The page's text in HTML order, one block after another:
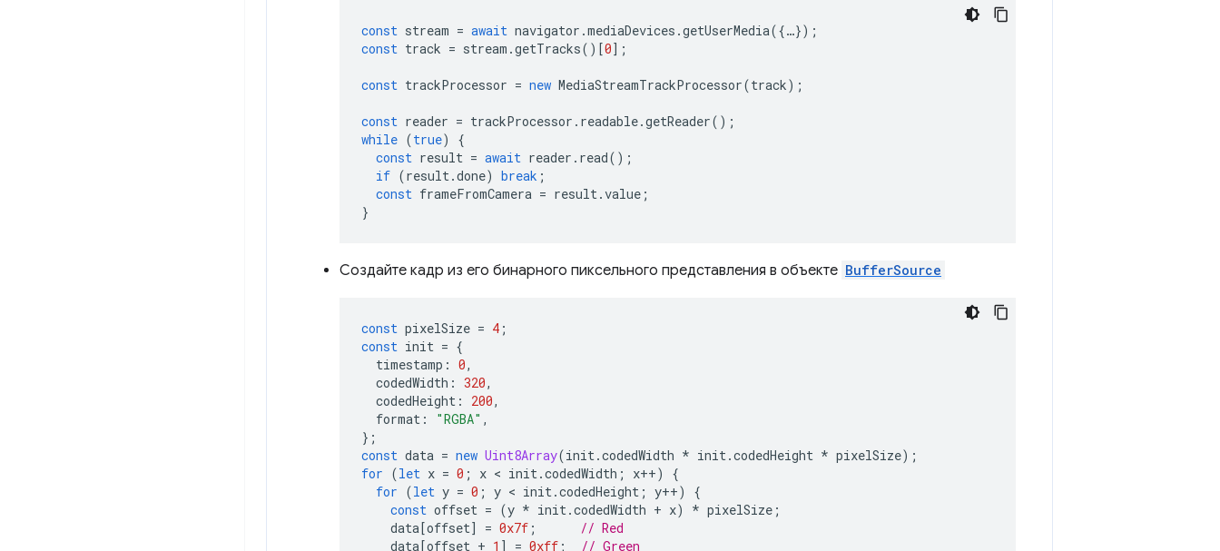
const stream = await navigator .mediaDevices .getUserMedia({…});
const track = stream .getTracks()[0];
const trackProcessor = new MediaStreamTrackProcessor(track);
const reader = trackProcessor . readable.getReader();
while (true)
{
const result = await reader . read();
if (result.done) break ;
const frameFromCamera = result.value ;
}
Создайте кадр из его бинарного пиксельного представления в объекте BufferSource
const pixelSize = 4 ;
const init = {
timestamp : 0,
codedWidth : 320,
codedHeight : 200,
format : "RGBA" ,
};
const data = new Uint8Array(init.codedWidth * init.codedHeight * pixelSize);
for (let x = 0 ; x < init.codedWidth ; x++)
{
for (let y = 0 ; y < init.codedHeight ; y++)
{
const offset = (y * init.codedWidth + x) * pixelSize ;
data[offset] = 0x7f ;
// Red
data[offset + 1 ] = 0xff ; // Green